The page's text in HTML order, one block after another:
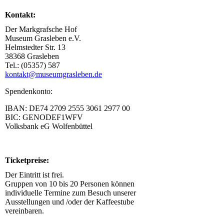
Kontakt:
Der Markgrafsche Hof
Museum Grasleben e.V.
Helmstedter Str. 13
38368 Grasleben
Tel.: (05357) 587
kontakt@museumgrasleben.de
Spendenkonto:
IBAN: DE74 2709 2555 3061 2977 00
BIC: GENODEF1WFV
Volksbank eG Wolfenbüttel
Ticketpreise:
Der Eintritt ist frei.
Gruppen von 10 bis 20 Personen können
individuelle Termine zum Besuch unserer
Ausstellungen und /oder der Kaffeestube
vereinbaren.